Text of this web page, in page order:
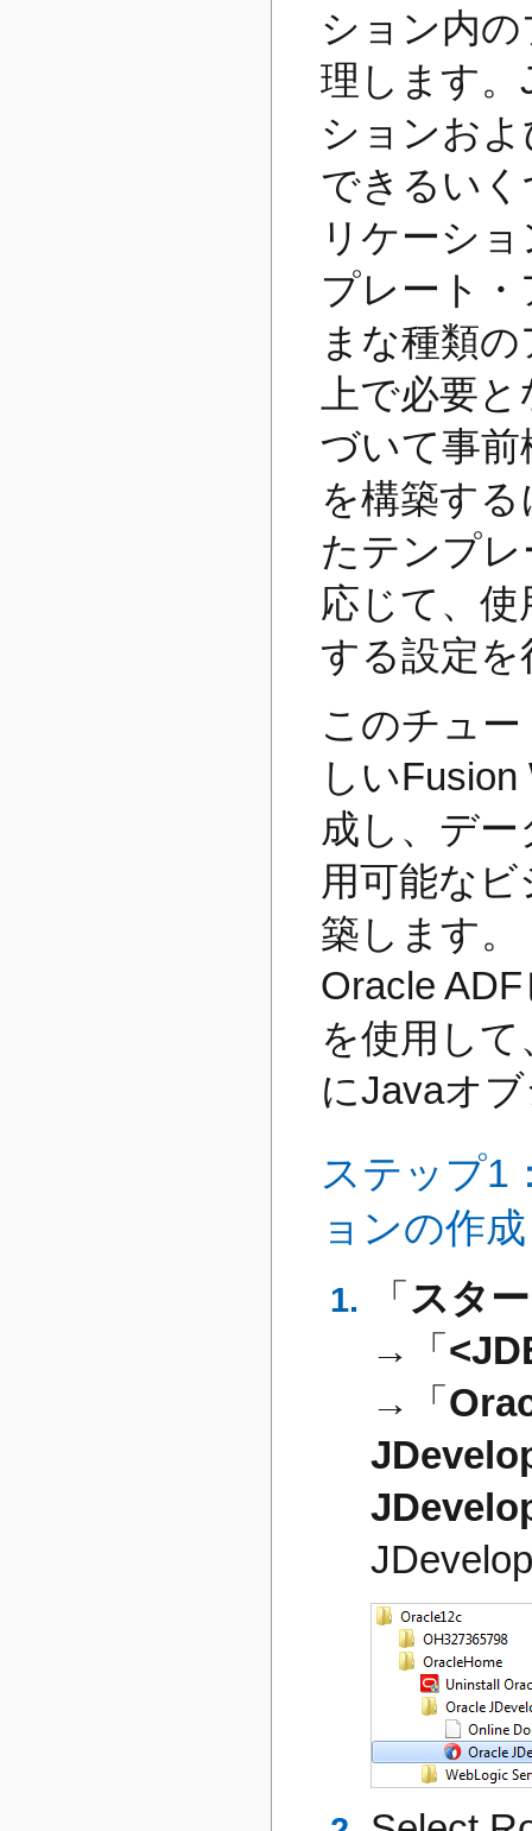
ション内
理します。
ションお
できるい
リケーシ
プレート
まな種類
上で必要
づいて事前
を構築す
たテンプ
応じて、
する設定
このチュ
しい
成し、デ
用可能な
築します。
Oracle
を使用し
にJavaオ
ステップ1
ョンの作成
「 スタ
→「
→「